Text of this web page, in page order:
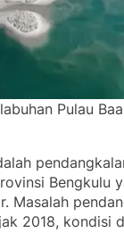
Pulau
Bengkulu
Masalah
2018, kondisi